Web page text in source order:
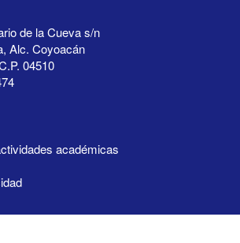
de la Cueva s/n
Alc. Coyoacán
04510
académicas